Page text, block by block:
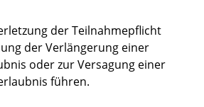
der Teilnahmepflicht
der Verlängerung einer
oder zur Versagung einer
führen.